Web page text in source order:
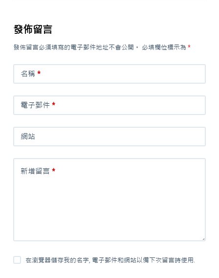
發佈留言
發佈留言必須填寫的電子郵件地址不會公開。 必填欄位標示為 *
名稱 *
電子郵件*
網站
新增留言 *
在瀏覽器儲存我的名字, 電子郵件和網站以備下次留言時使用.